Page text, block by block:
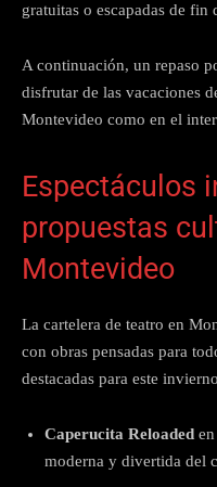
gratuitas o escapadas de fin
A continuación, un repaso
disfrutar de las vacaciones
Montevideo como en el
Espectáculos
propuestas
Montevideo
La cartelera de teatro en
con obras pensadas para
destacadas para este
Caperucita Reloaded
moderna y divertida del